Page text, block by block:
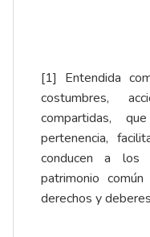
[1] Entendida
costumbres,
compartidas,
pertenencia,
conducen a los
patrimonio
derechos y